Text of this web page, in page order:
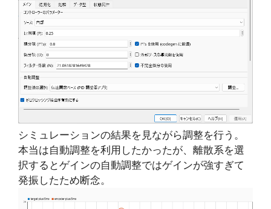
シミュレーションの結果を見ながら調整を行う。
本当は自動調整を利用したかったが、離散系を選
択するとゲインの自動調整ではゲインが強すぎて
発振したため断念。